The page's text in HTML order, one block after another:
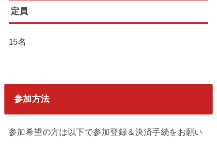
定員
15名
参加方法
参加希望の方は以下で参加登録＆決済手続をお願い